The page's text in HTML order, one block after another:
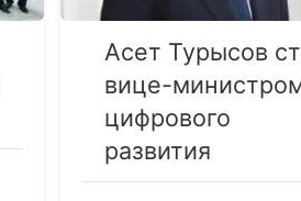
Асет Турысов
вице-
цифрового
развития